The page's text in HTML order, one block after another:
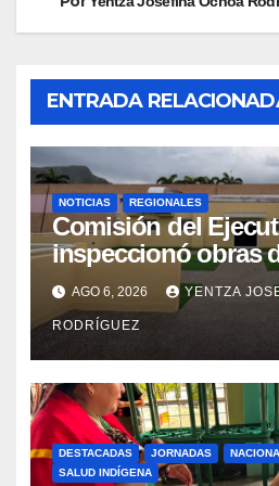
ENTRADA
NOTICIAS REGIONALES
Comisión del
inspeccionó obras
recuperación en la
Integral Aragua
AGO 6, 2026 YENTZA
RODRÍGUEZ
DESTACADAS JORNADAS
SALUD INDÍGENA